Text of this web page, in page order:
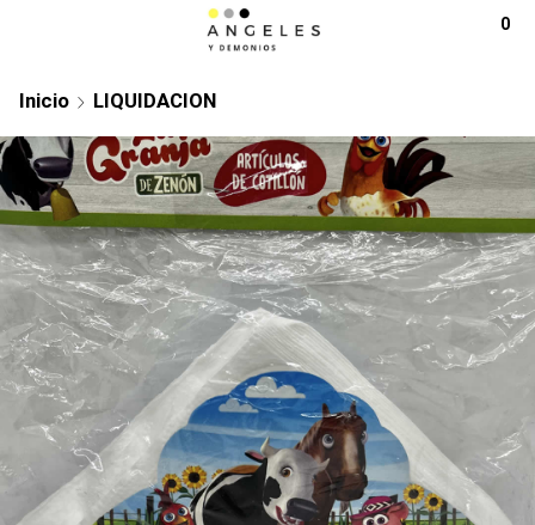
0
Inicio LIQUIDACION